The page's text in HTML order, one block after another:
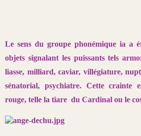
Le sens du groupe phonémique ia a
objets signalant les puissants tels
liasse, milliard, caviar, villégiature,
sénatorial, psychiatre. Cettecrainte
rouge, telle la tiare du Cardinal ou le